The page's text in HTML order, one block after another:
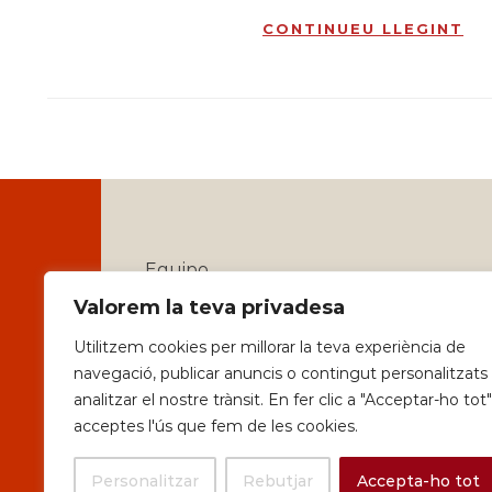
Valorem la teva privadesa
Utilitzem cookies per millorar la teva experiència de
navegació, publicar anuncis o contingut personalitzats
analitzar el nostre trànsit. En fer clic a "Acceptar-ho
acceptes l'ús que fem de les cookies.
Personalitzar Rebutjar Accepta-ho tot
CONTINUEU LLEGINT
Equipo
Identitat
Serveis
Política de privadesa i Avisos Legals